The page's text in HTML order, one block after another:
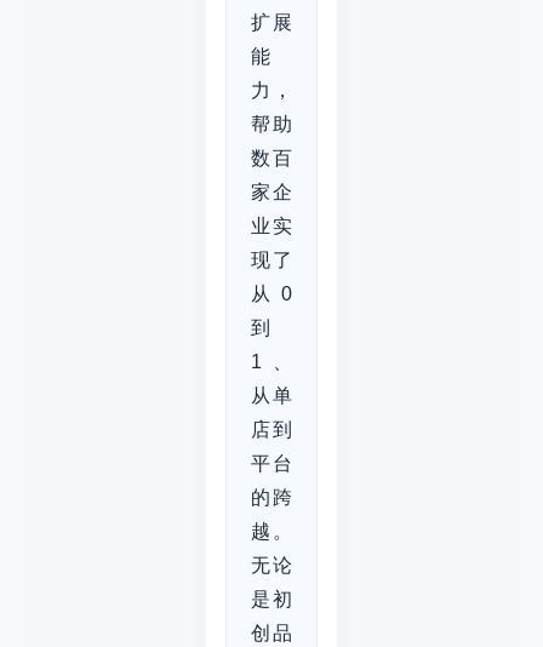
扩展
能
力，
帮助
数百
家企
业实
现了
从0
到
1、
从单
店到
平台
的跨
越。
无论
是初
创品